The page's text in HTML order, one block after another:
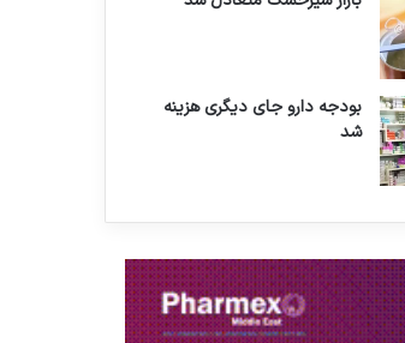
بودجه دارو جای دیگری هزینه
شد